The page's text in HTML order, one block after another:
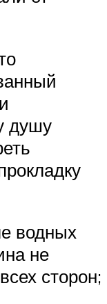
душу
водных
не
сторон;